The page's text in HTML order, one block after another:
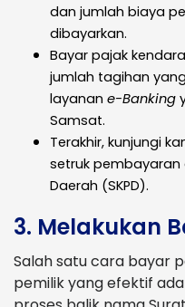
dan jumlah biaya
dibayarkan.
Bayar pajak
jumlah tagihan
layanan e-Banking
Samsat.
Terakhir, kunjungi
setruk pembayaran
Daerah (SKPD).
3. Melakukan
Salah satu cara bayar
pemilik yang efektif